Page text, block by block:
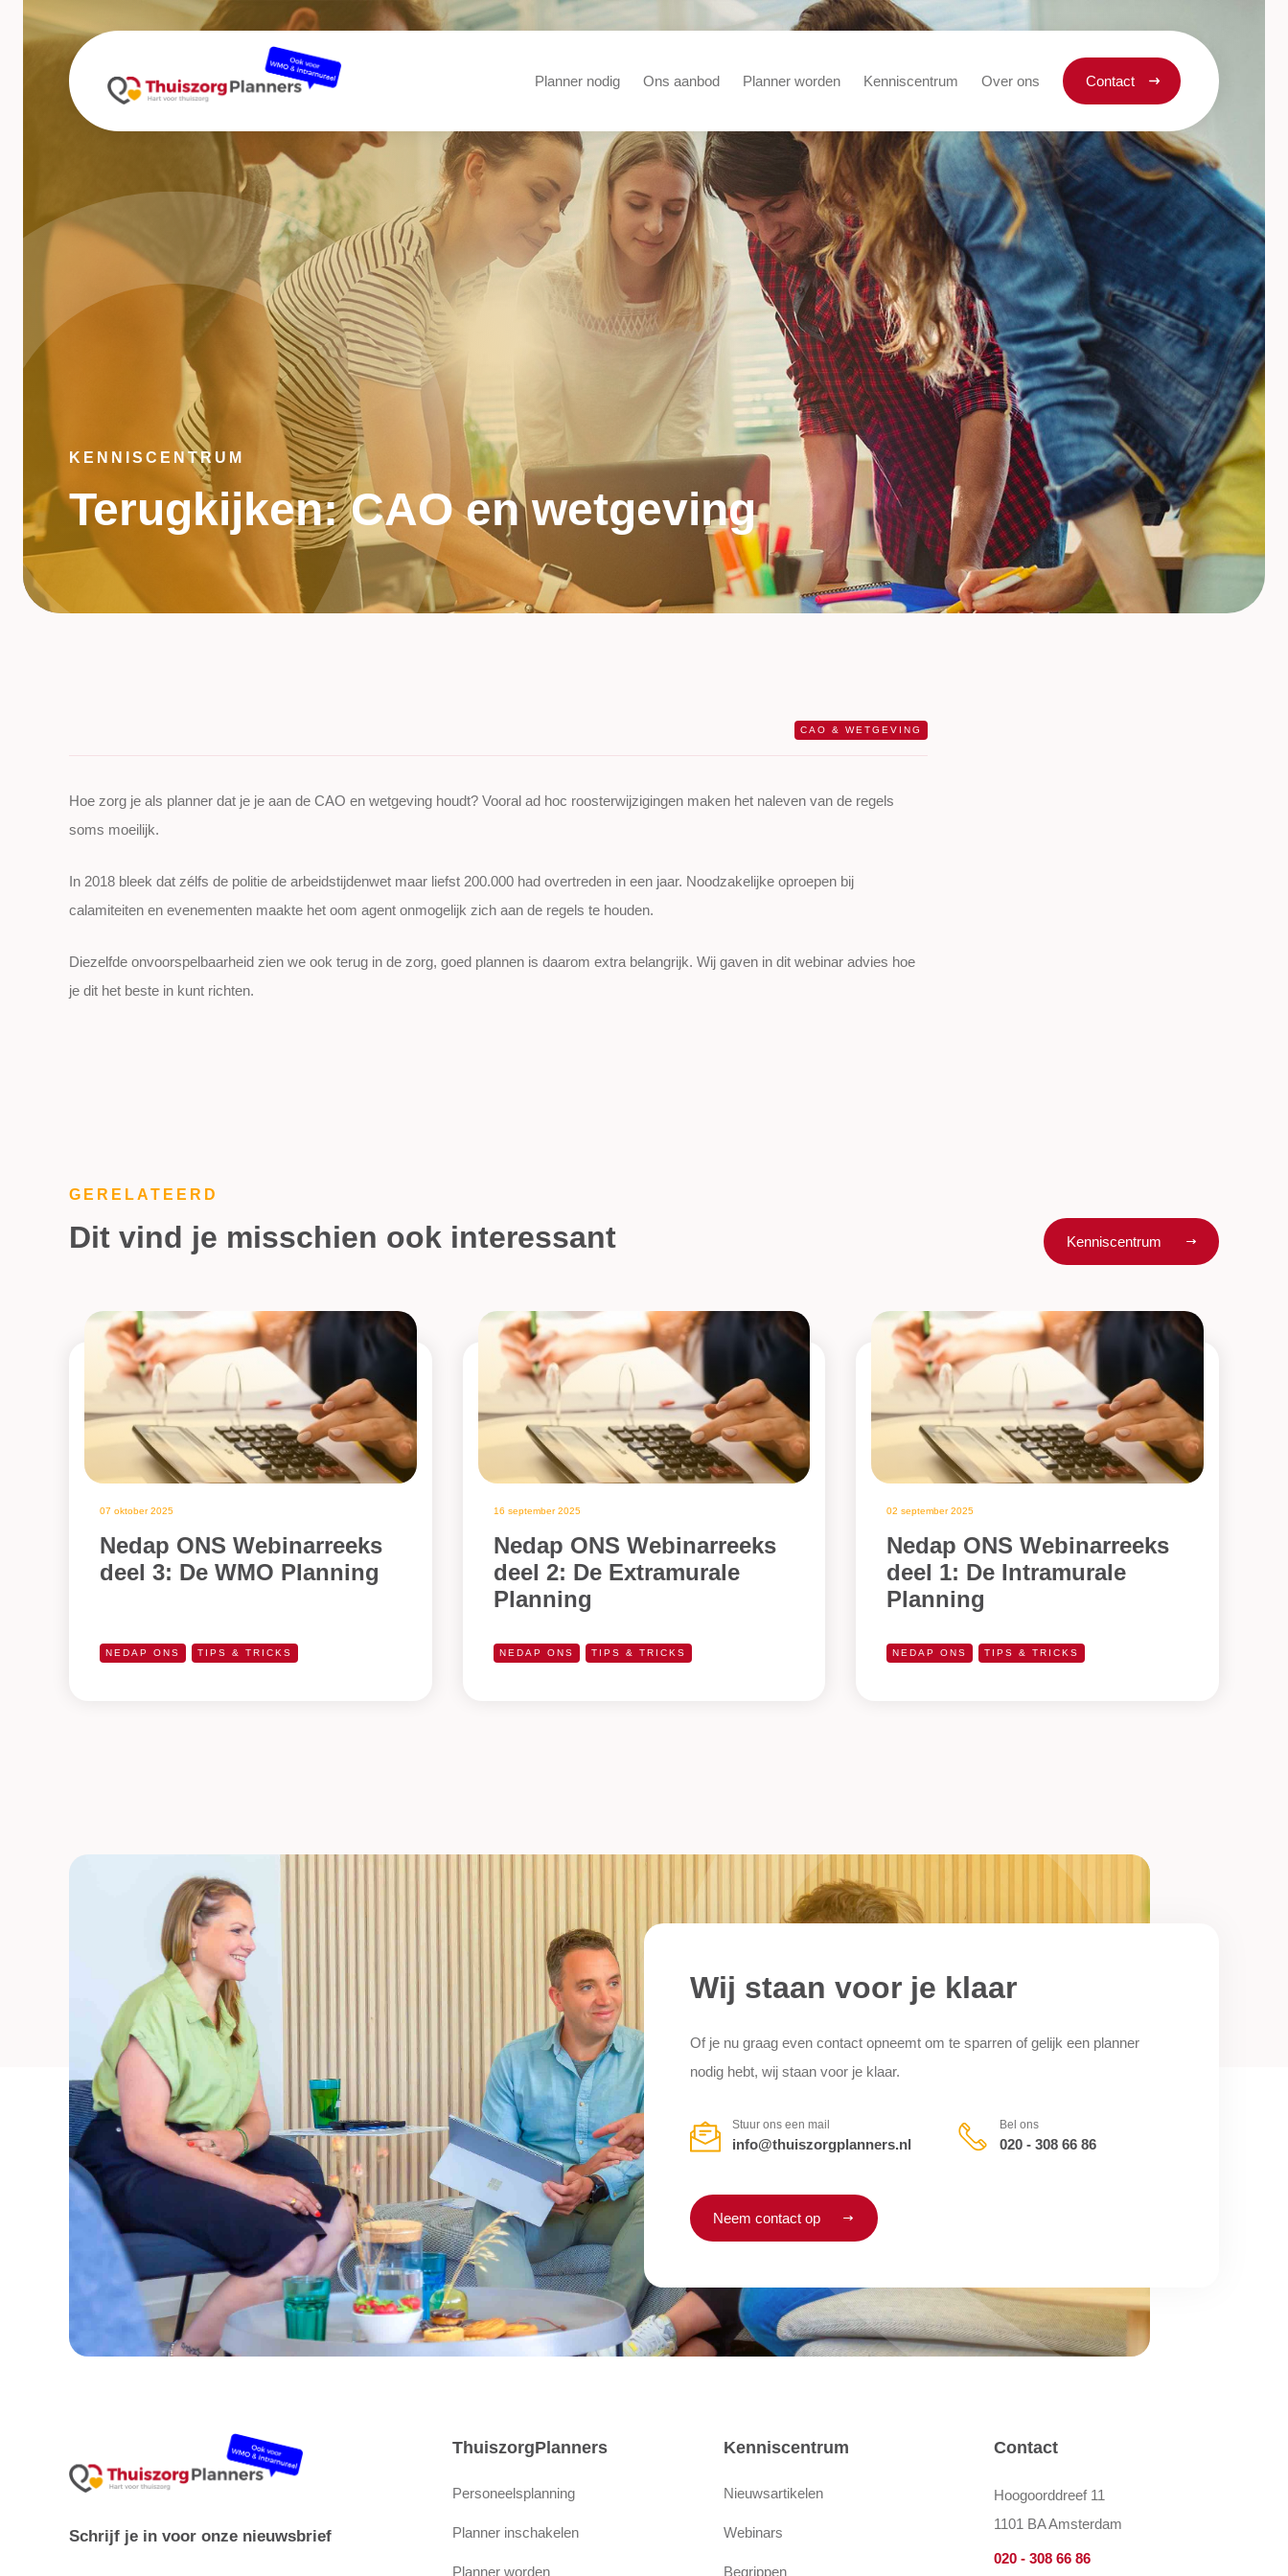
Planner nodig Ons aanbod Planner worden Kenniscentrum Over ons Contact
KENNISCENTRUM
Terugkijken: CAO en wetgeving
CAO & WETGEVING
Hoe zorg je als planner dat je je aan de CAO en wetgeving houdt? Vooral ad hoc roosterwijzigingen maken het naleven van de regels
soms moeilijk.
In 2018 bleek dat zélfs de politie de arbeidstijdenwet maar liefst 200.000 had overtreden in een jaar. Noodzakelijke oproepen bij
calamiteiten en evenementen maakte het oom agent onmogelijk zich aan de regels te houden.
Diezelfde onvoorspelbaarheid zien we ook terug in de zorg, goed plannen is daarom extra belangrijk. Wij gaven in dit webinar advies hoe
je dit het beste in kunt richten.
GERELATEERD
Dit vind je misschien ook interessant Kenniscentrum
07 oktober 2025
Nedap ONS Webinarreeks
deel 3: De WMO Planning
NEDAP ONS TIPS & TRICKS
16 september 2025
Nedap ONS Webinarreeks
deel 2: De Extramurale
Planning
NEDAP ONS TIPS & TRICKS
02 september 2025
Nedap ONS Webinarreeks
deel 1: De Intramurale
Planning
NEDAP ONS TIPS & TRICKS
Wij staan voor je klaar
Of je nu graag even contact opneemt om te sparren of gelijk een planner
nodig hebt, wij staan voor je klaar.
Stuur ons een mail
info@thuiszorgplanners.nl
Bel ons
020 - 308 66 86
Neem contact op
Schrijf je in voor onze nieuwsbrief
ThuiszorgPlanners
Personeelsplanning
Planner inschakelen
Planner worden
Kenniscentrum
Nieuwsartikelen
Webinars
Begrippen
Contact
Hoogoorddreef 11
1101 BA Amsterdam
020 - 308 66 86